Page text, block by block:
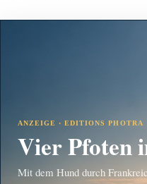
ANZEIGE · EDITIONS PHOTRA
Vier Pfoten
Mit dem Hund durch